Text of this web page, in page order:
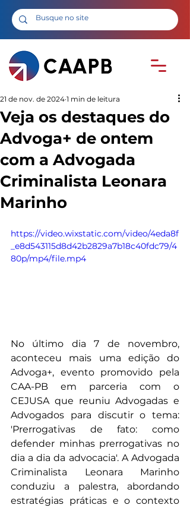
Veja os destaques do
Advoga+ de ontem
com a Advogada
Criminalista Leonara
Marinho
21 de nov. de 2024 1 min de leitura
https://video.wixstatic.com/video/4eda8f
_e8d543115d8d42b2829a7b18c40fdc79/4
80p/mp4/file.mp4
No último dia 7 de novembro,
aconteceu mais uma edição do
Advoga+, evento promovido pela
CAA-PB em parceria com o
CEJUSA que reuniu Advogadas e
Advogados para discutir o tema:
'Prerrogativas de fato: como
defender minhas prerrogativas no
dia a dia da advocacia'. A Advogada
Criminalista Leonara Marinho
conduziu a palestra, abordando
estratégias práticas e o contexto